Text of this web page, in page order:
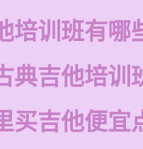
培训班有哪
典吉他培训
买吉他便宜